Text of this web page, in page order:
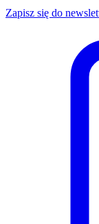
Zapisz się do